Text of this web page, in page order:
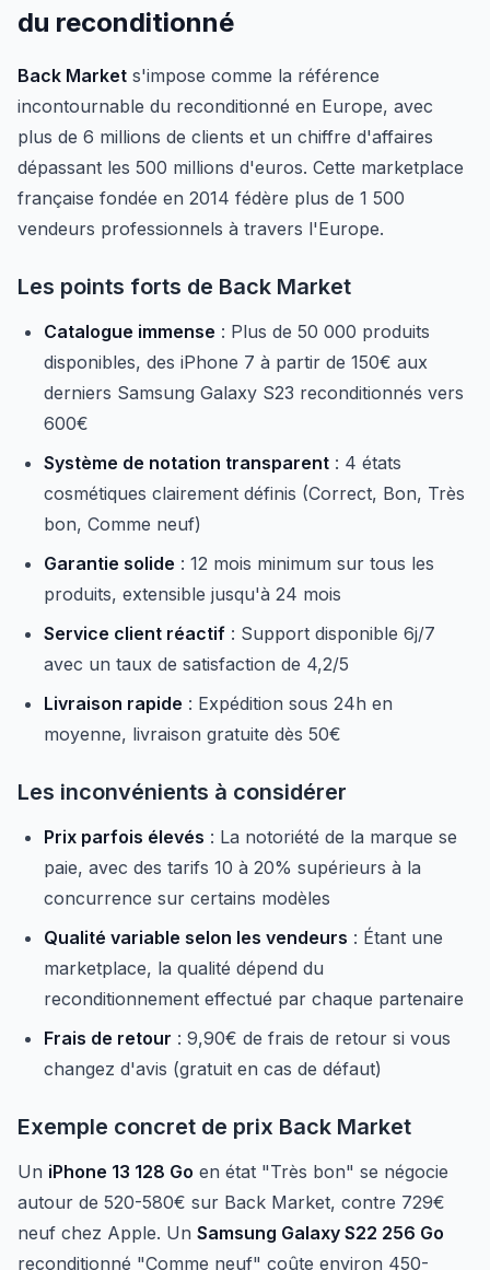
du reconditionné
Back Market s'impose comme la référence
incontournable du reconditionné en Europe, avec
plus de 6 millions de clients et un chiffre d'affaires
dépassant les 500 millions d'euros. Cette marketplace
française fondée en 2014 fédère plus de 1 500
vendeurs professionnels à travers l'Europe.
Les points forts de Back Market
Catalogue immense : Plus de 50 000 produits
disponibles, des iPhone 7 à partir de 150€ aux
derniers Samsung Galaxy S23 reconditionnés vers
600€
Système de notation transparent : 4 états
cosmétiques clairement définis (Correct, Bon, Très
bon, Comme neuf)
Garantie solide : 12 mois minimum sur tous les
produits, extensible jusqu'à 24 mois
Service client réactif : Support disponible 6j/7
avec un taux de satisfaction de 4,2/5
Livraison rapide : Expédition sous 24h en
moyenne, livraison gratuite dès 50€
Les inconvénients à considérer
Prix parfois élevés : La notoriété de la marque se
paie, avec des tarifs 10 à 20% supérieurs à la
concurrence sur certains modèles
Qualité variable selon les vendeurs : Étant une
marketplace, la qualité dépend du
reconditionnement effectué par chaque partenaire
Frais de retour : 9,90€ de frais de retour si vous
changez d'avis (gratuit en cas de défaut)
Exemple concret de prix Back Market
Un iPhone 13 128 Go en état "Très bon" se négocie
autour de 520-580€ sur Back Market, contre 729€
neuf chez Apple. Un Samsung Galaxy S22 256 Go
reconditionné "Comme neuf" coûte environ 450-